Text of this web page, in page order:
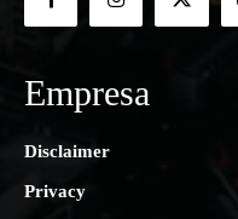
Empresa
Disclaimer
Privacy